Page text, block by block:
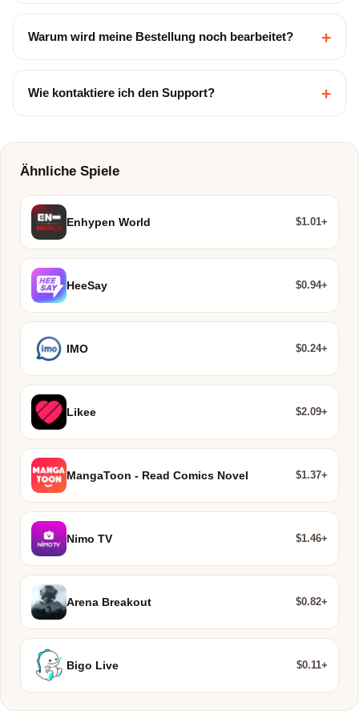
Warum wird meine Bestellung noch bearbeitet? +
Wie kontaktiere ich den Support? +
Ähnliche Spiele
Enhypen World $1.01+
HeeSay $0.94+
IMO $0.24+
Likee $2.09+
MangaToon - Read Comics Novel $1.37+
Nimo TV $1.46+
Arena Breakout $0.82+
Bigo Live $0.11+